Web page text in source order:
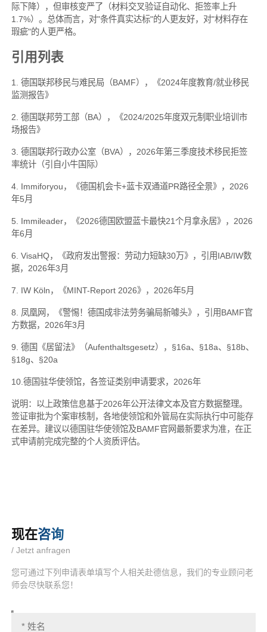
际下降），但审核变严了（材料交叉验证自动化、拒签率上升
1.7%）。总体而言，对"条件真实达标"的人更友好，对"材料存在
瑕疵"的人更严格。
引用列表
1. 德国联邦移民与难民局（BAMF），《2024年度教育/就业移民
监测报告》
2. 德国联邦劳工部（BA），《2024/2025年度双元制职业培训市
场报告》
3. 德国联邦行政办公室（BVA），2026年第三季度技术移民拒签
率统计（引自小牛国际）
4. Immiforyou，《德国机会卡+蓝卡双通道PR路径全景》，2026
年5月
5. Immileader，《2026德国欧盟蓝卡最快21个月拿永居》，2026
年6月
6. VisaHQ，《政府发出警报：劳动力短缺30万》，引用IAB/IW数
据，2026年3月
7. IW Köln，《MINT-Report 2026》，2026年5月
8. 凤凰网，《警惕！德国成非法劳务骗局新噱头》，引用BAMF官
方数据，2026年3月
9. 德国《居留法》（Aufenthaltsgesetz），§16a、§18a、§18b、
§18g、§20a
10.德国驻华使领馆，各签证类别申请要求，2026年
说明：以上政策信息基于2026年公开法律文本及官方数据整理。
签证审批为个案审核制，各地使领馆和外管局在实际执行中可能存
在差异。建议以德国驻华使领馆及BAMF官网最新要求为准，在正
式申请前完成完整的个人资质评估。
现在咨询
/ Jetzt anfragen
您可通过下列申请表单填写个人相关赴德信息，我们的专业顾问老
师会尽快联系您！